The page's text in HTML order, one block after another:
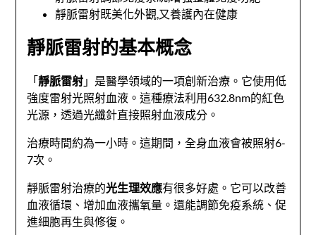
靜脈雷射既美化外觀,又養護內在健康
靜脈雷射的基本概念
「靜脈雷射 」是醫學領域的一項創新治療。它使用低
強度雷射光照射血液。這種療法利用632.8nm的紅色
光源，透過光纖針直接照射血液成分。
治療時間約為一小時。這期間，全身血液會被照射6-
7次。
靜脈雷射治療的光生理效應有很多好處。它可以改善
血液循環、增加血液攜氧量。還能調節免疫系統、促
進細胞再生與修復。